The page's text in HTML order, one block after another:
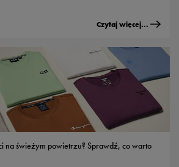
Czytaj więcej...
na świeżym powietrzu? Sprawdź, co warto